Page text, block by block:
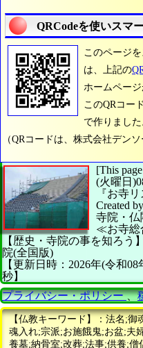
QRCodeを使いスマ
このページ
は、上記の
ホームページ
このQRコー
で作りました
（QRコードは、株式会社デン
[This
(火曜日
『お寺
Created by
寺院・仏
≪お寺総
【歴史・寺院の事を知ろう】
院(全国版)
【更新日時：2026年(令和
秒】
プライバシー・ポリシー、
【仏教キーワード】：法名;
魂入れ;宗派;お施餓鬼;お盆;夫
養墓;納骨室;改葬;法事;供養;